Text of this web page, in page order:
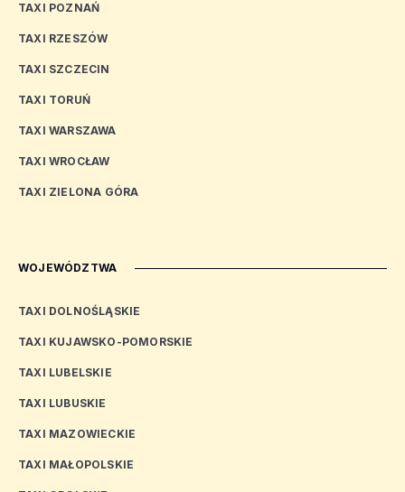
TAXI POZNAŃ
TAXI RZESZÓW
TAXI SZCZECIN
TAXI TORUŃ
TAXI WARSZAWA
TAXI WROCŁAW
TAXI ZIELONA GÓRA
WOJEWÓDZTWA
TAXI DOLNOŚLĄSKIE
TAXI KUJAWSKO-POMORSKIE
TAXI LUBELSKIE
TAXI LUBUSKIE
TAXI MAZOWIECKIE
TAXI MAŁOPOLSKIE